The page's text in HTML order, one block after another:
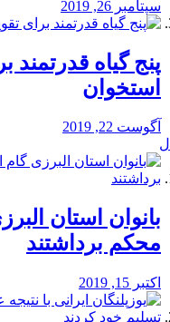
سپتامبر 26, 2019
پنج گیاه قدرتمند
استخوان
آگوست 22, 2019
بانوان استان
محكم برداشتند
اکتبر 15, 2019